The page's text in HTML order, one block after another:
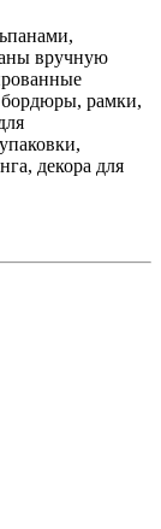
вручную
рамки,
декора для